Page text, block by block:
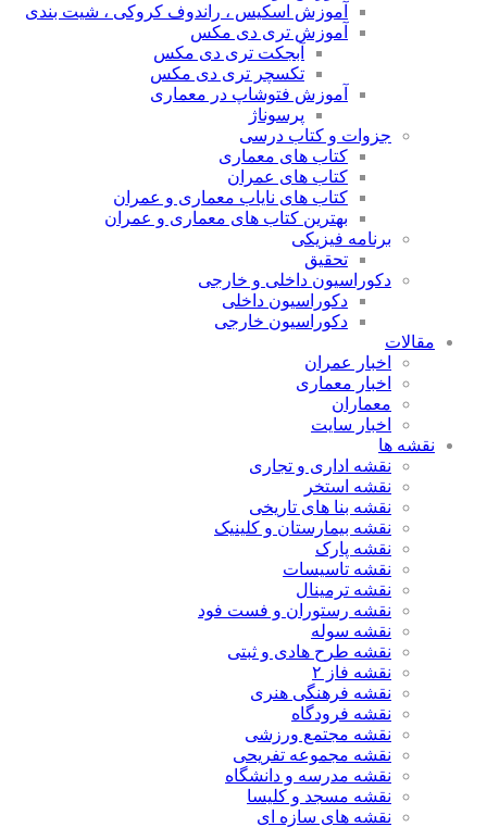
آموزش اسکیس ، راندوف کروکی ، شیت بندی
آموزش تری دی مکس
آبجکت تری دی مکس
تکسچر تری دی مکس
آموزش فتوشاپ در معماری
پرسوناژ
جزوات و کتاب درسی
کتاب های معماری
کتاب های عمران
کتاب های نایاب معماری و عمران
بهترین کتاب های معماری و عمران
برنامه فیزیکی
تحقیق
دکوراسیون داخلی و خارجی
دکوراسیون داخلی
دکوراسیون خارجی
مقالات
اخبار عمران
اخبار معماری
معماران
اخبار سایت
نقشه ها
نقشه اداری و تجاری
نقشه استخر
نقشه بنا های تاریخی
نقشه بیمارستان و کلینیک
نقشه پارک
نقشه تاسیسات
نقشه ترمینال
نقشه رستوران و فست فود
نقشه سوله
نقشه طرح هادی و ثبتی
نقشه فاز ۲
نقشه فرهنگی هنری
نقشه فرودگاه
نقشه مجتمع ورزشی
نقشه مجموعه تفریحی
نقشه مدرسه و دانشگاه
نقشه مسجد و کلیسا
نقشه های سازه ای